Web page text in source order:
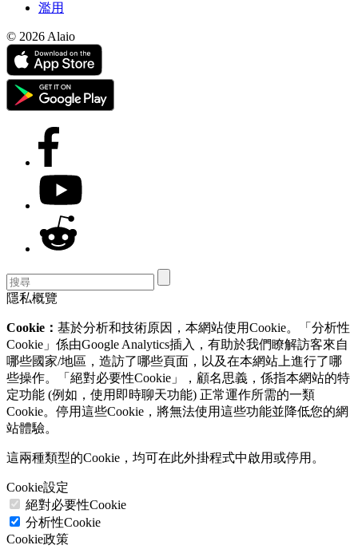
濫用
© 2026 Alaio
隱私概覽
Cookie： 基於分析和技術原因，本網站使用Cookie。「分析性
Cookie」係由Google Analytics插入，有助於我們瞭解訪客來自
哪些國家/地區，造訪了哪些頁面，以及在本網站上進行了哪
些操作。「絕對必要性Cookie」，顧名思義，係指本網站的特
定功能 (例如，使用即時聊天功能) 正常運作所需的一類
Cookie。停用這些Cookie，將無法使用這些功能並降低您的網
站體驗。
這兩種類型的Cookie，均可在此外掛程式中啟用或停用。
Cookie設定
絕對必要性Cookie
分析性Cookie
Cookie政策